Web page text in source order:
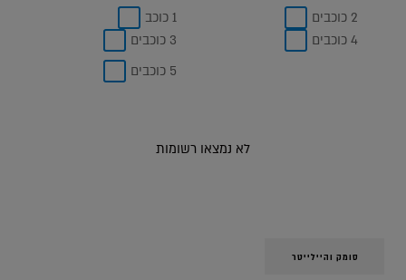
1 כוכב
2 כוכבים
3 כוכבים
4 כוכבים
5 כוכבים
לא נמצאו רשומות
סומק והיילייטר